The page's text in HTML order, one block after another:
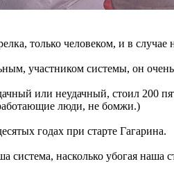
только человеком, и в случае
участником системы, он
или неудачный, стоил 200
люди, не бомжи.)
годах при старте Гагарина.
система, насколько убогая наша